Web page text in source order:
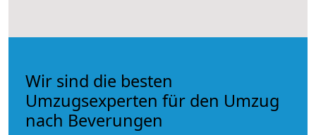
Wir sind die besten
Umzugsexperten für den Umzug
nach Beverungen